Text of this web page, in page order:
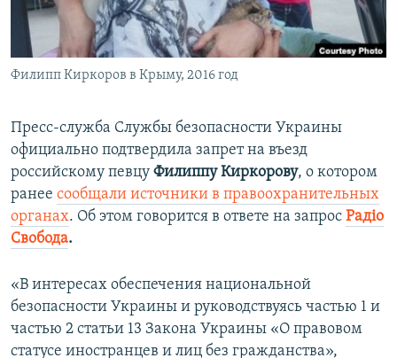
ПОБЕДИТЕЛЕЙ НЕ СУДЯТ?
КРЫМ.НЕПОКОРЕННЫЙ
ELIFBE
ПРИСОЕДИНЯЙТЕСЬ!
Все сайты RFE/RL
Филипп Киркоров в Крыму, 2016 год
Пресс-служба Службы безопасности Украины
официально подтвердила запрет на въезд
российскому певцу Филиппу Киркорову, о котором
ранее сообщали источники в правоохранительных
органах. Об этом говорится в ответе на запрос Радiо
Свобода.
«В интересах обеспечения национальной
безопасности Украины и руководствуясь частью 1 и
частью 2 статьи 13 Закона Украины «О правовом
статусе иностранцев и лиц без гражданства»,